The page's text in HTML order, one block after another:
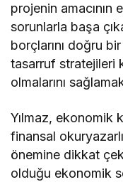
projenin amacının
sorunlarla başa
borçlarını doğru
tasarruf stratejileri
olmalarını
Yılmaz, ekonomik
finansal
önemine dikkat
olduğu ekonomik